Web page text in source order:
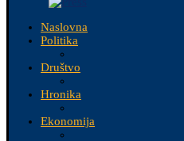
Naslovna
Politika
Društvo
Hronika
Ekonomija